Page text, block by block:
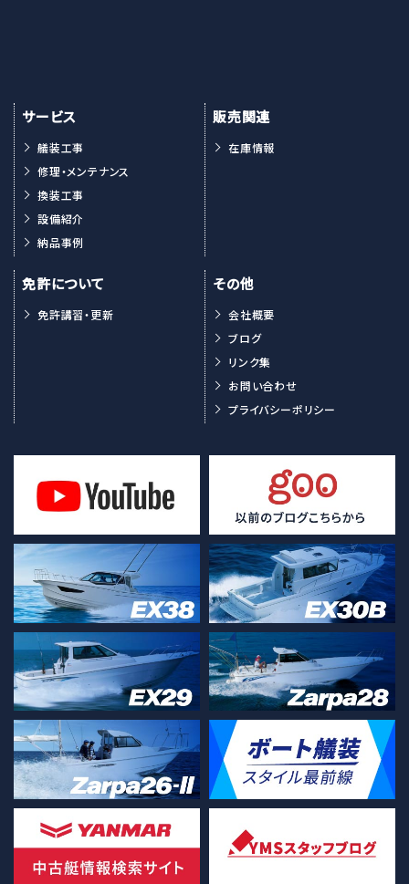
サービス
艤装工事
修理・メンテナンス
換装工事
設備紹介
納品事例
販売関連
在庫情報
免許について
免許講習・更新
その他
会社概要
ブログ
リンク集
お問い合わせ
プライバシーポリシー